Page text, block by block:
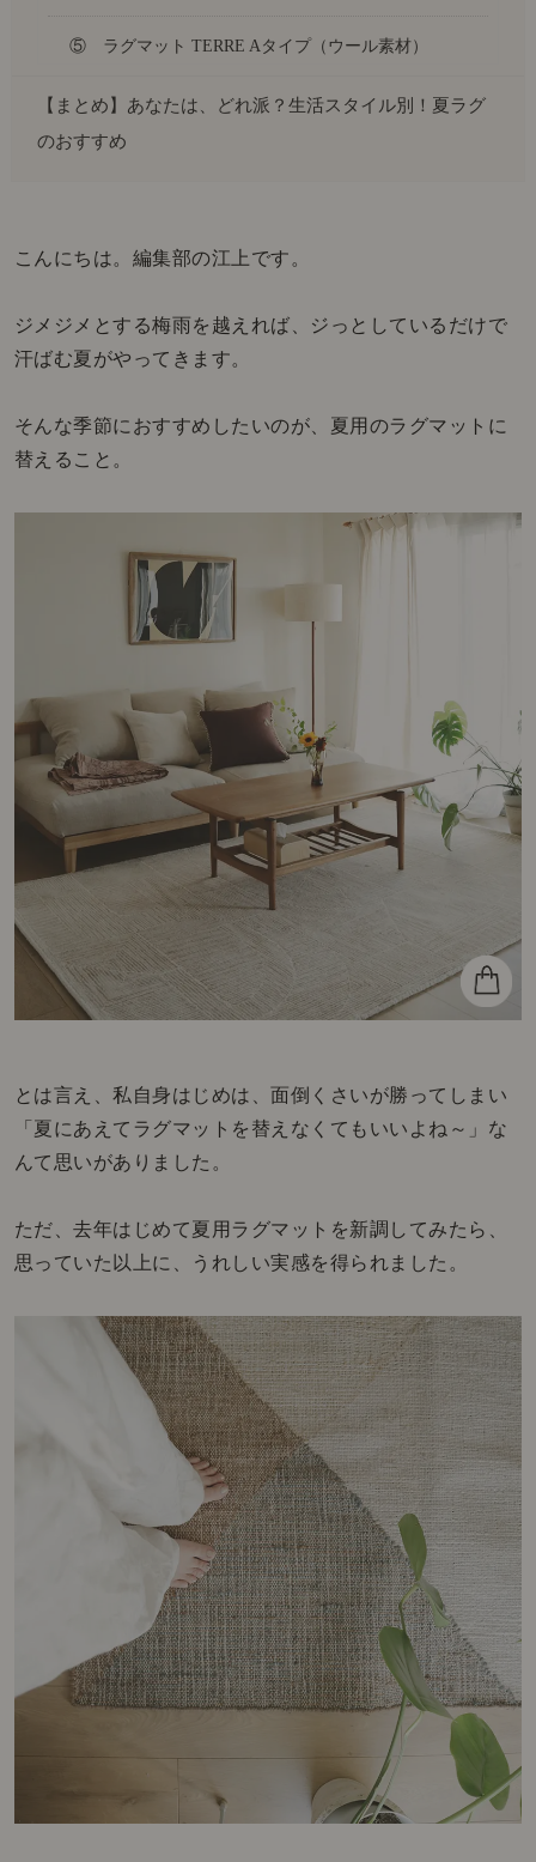
こんにちは。編集部の江上です。
ジメジメとする梅雨を越えれば、ジっとしているだけで
汗ばむ夏がやってきます。
そんな季節におすすめしたいのが、夏用のラグマットに
替えること。
とは言え、私自身はじめは、面倒くさいが勝ってしまい
「夏にあえてラグマットを替えなくてもいいよね～」な
んて思いがありました。
ただ、去年はじめて夏用ラグマットを新調してみたら、
思っていた以上に、うれしい実感を得られました。
⑤ ラグマット TERRE Aタイプ（ウール素材）
【まとめ】あなたは、どれ派？生活スタイル別！夏ラグ
のおすすめ